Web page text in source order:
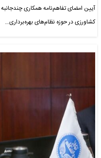
آیین امضای تفاهم‌نامه همکاری
کشاورزی در حوزه نظام‌های بهره‌برداری…